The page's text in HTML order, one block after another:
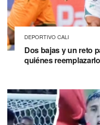
DEPORTIVO CALI
Dos bajas y un reto
quiénes